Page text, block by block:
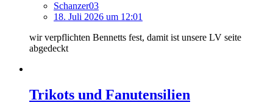
Schanzer03
18. Juli 2026 um 12:01
wir verpflichten Bennetts fest, damit ist unsere LV seite
abgedeckt
Trikots und Fanutensilien